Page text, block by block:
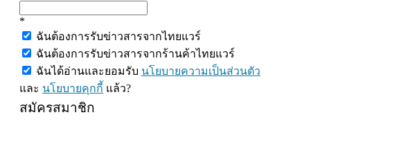
*
ฉันต้องการรับข่าวสารจากไทยแวร์
ฉันต้องการรับข่าวสารจากร้านค้าไทยแวร์
ฉันได้อ่านและยอมรับ นโยบายความเป็นส่วนตัว
และ นโยบายคุกกี้ แล้ว?
สมัครสมาชิก